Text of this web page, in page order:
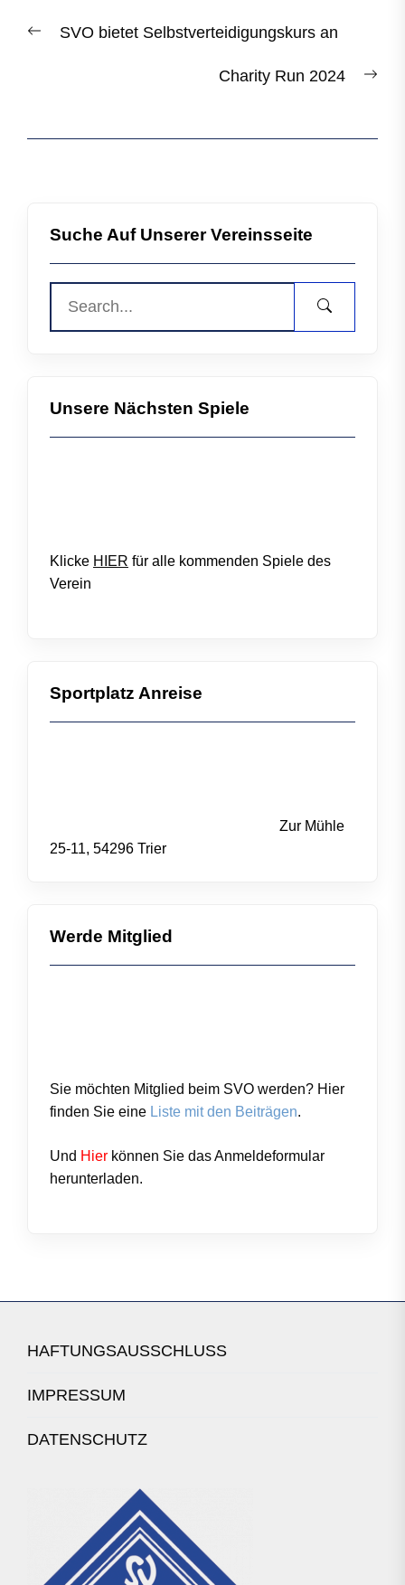
PreviousSVO bietet Selbstverteidigungskurs an
Charity Run 2024
Suche Auf Unserer Vereinsseite
Unsere Nächsten Spiele
Klicke HIER für alle kommenden Spiele des
Verein
Sportplatz Anreise
Zur Mühle
25-11, 54296 Trier
Werde Mitglied
Sie möchten Mitglied beim SVO werden? Hier
finden Sie eine Liste mit den Beiträgen.
Und Hier können Sie dasAnmeldeformular
herunterladen.
HAFTUNGSAUSSCHLUSS
IMPRESSUM
DATENSCHUTZ